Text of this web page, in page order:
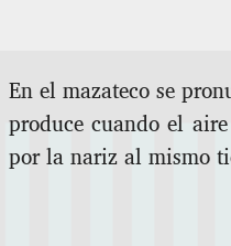
En el mazateco se
produce cuando el
por la nariz al mismo